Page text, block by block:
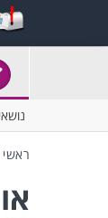
ראשי